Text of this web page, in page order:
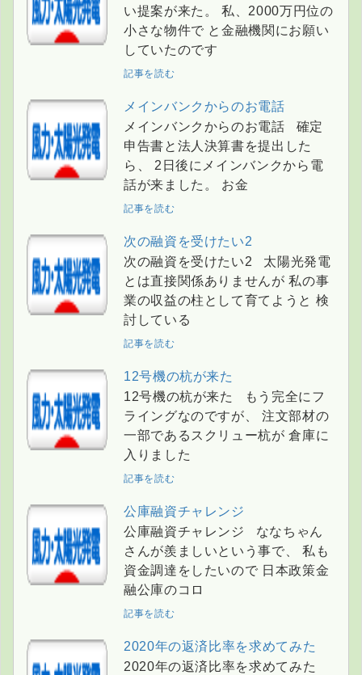
い提案が来た。 私、2000万円位の
小さな物件で と金融機関にお願い
していたのです
記事を読む
メインバンクからのお電話
メインバンクからのお電話 確定
申告書と法人決算書を提出した
ら、 2日後にメインバンクから電
話が来ました。 お金
記事を読む
次の融資を受けたい2
次の融資を受けたい2 太陽光発電
とは直接関係ありませんが 私の事
業の収益の柱として育てようと 検
討している
記事を読む
12号機の杭が来た
12号機の杭が来た もう完全にフ
ライングなのですが、 注文部材の
一部であるスクリュー杭が 倉庫に
入りました
記事を読む
公庫融資チャレンジ
公庫融資チャレンジ ななちゃん
さんが羨ましいという事で、 私も
資金調達をしたいので 日本政策金
融公庫のコロ
記事を読む
2020年の返済比率を求めてみた
2020年の返済比率を求めてみた